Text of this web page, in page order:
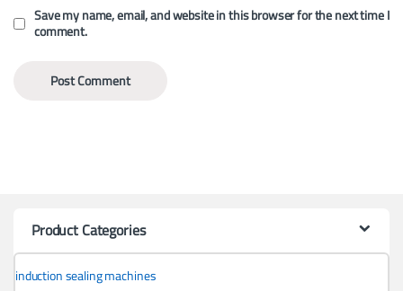
Save my name, email, and website in this browser for the next time I
comment.
Product Categories
induction sealing machines